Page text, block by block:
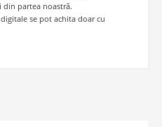
partea noastră.
se pot achita doar cu